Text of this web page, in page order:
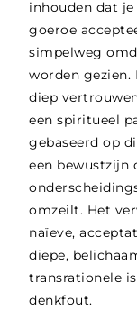
inhouden dat
goeroe
simpelweg
worden gezien.
diep
een spiritueel
gebaseerd op
een bewustzijn
omzeilt. Het
naïeve,
diepe,
transrationele
denkfout.